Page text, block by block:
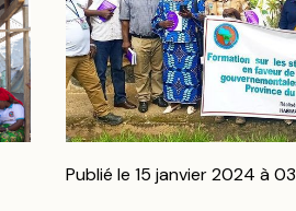
Publié le 15 janvier 2024 à